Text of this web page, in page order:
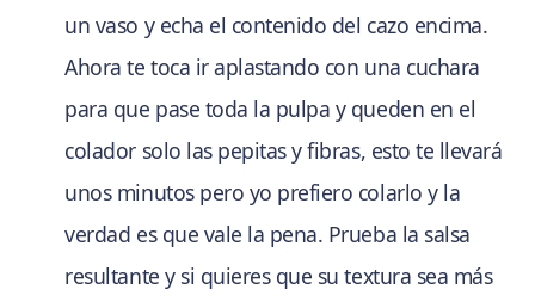
un vaso y echa el contenido del cazo encima.
Ahora te toca ir aplastando con una cuchara
para que pase toda la pulpa y queden en el
colador solo las pepitas y fibras, esto te llevará
unos minutos pero yo prefiero colarlo y la
verdad es que vale la pena. Prueba la salsa
resultante y si quieres que su textura sea más